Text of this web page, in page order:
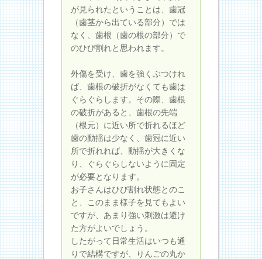
が見られたということは、歯冠
（歯茎から出ている部分）では
なく、歯根（歯の根の部分）で
のひび割れと思われます。
外傷を受け、歯を強くぶつけれ
ば、歯根の破折がなくても歯は
ぐらぐらします。その際、歯根
の破折があると、歯根の先端
（根元）に近い所で折れるほど
歯の動揺は少なく、歯冠に近い
所で折れれば、動揺が大きくな
り、ぐらぐらしないように固定
が必要となります。
お子さんはひび割れ状態とのこ
と、このまま様子を見てもよい
ですが、あまり強い刺激は避け
た方がよいでしょう。
したがって日常生活はいつも通
りで結構ですが、りんごの丸か